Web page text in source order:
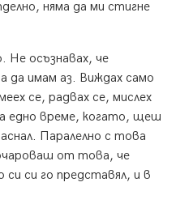
няма да ми стигне
Не осъзнавах, че
да имам аз. Виждах само
се, радвах се, мислех
едно време, когато, щеш
Паралелно с това
от това, че
си го представял, и в